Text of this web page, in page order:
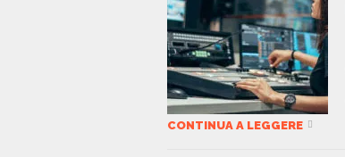
CONTINUA A LEGGERE